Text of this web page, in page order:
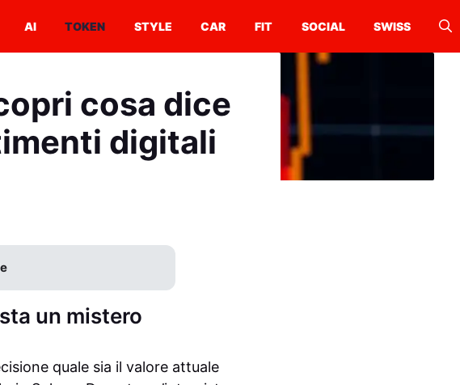
AI TOKEN STYLE CAR FIT SOCIAL SWISS
cosa dice
digitali
un mistero
quale sia il valore attuale